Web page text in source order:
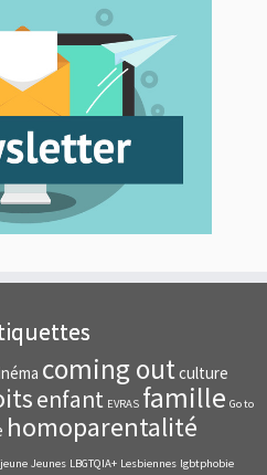
coming outculture
enfant EVRAS famille Go to
homoparentalité
jeune Jeunes LBGTQIA+ Lesbiennes lgbtphobie